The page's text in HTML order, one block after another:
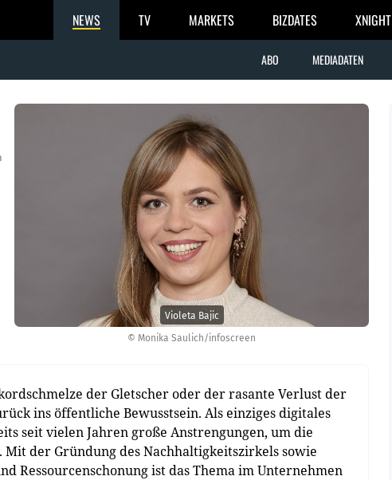
NEWS TV MARKETS BIZDATES XNIGHT
ABO MEDIADATEN
© Monika Saulich/infoscreen
Violeta Bajic
der Gletscher oder der rasante Verlust der
ins öffentliche Bewusstsein. Als einziges digitales
seit vielen Jahren große Anstrengungen, um die
der Gründung des Nachhaltigkeitszirkels sowie
Ressourcenschonung ist das Thema im Unternehmen